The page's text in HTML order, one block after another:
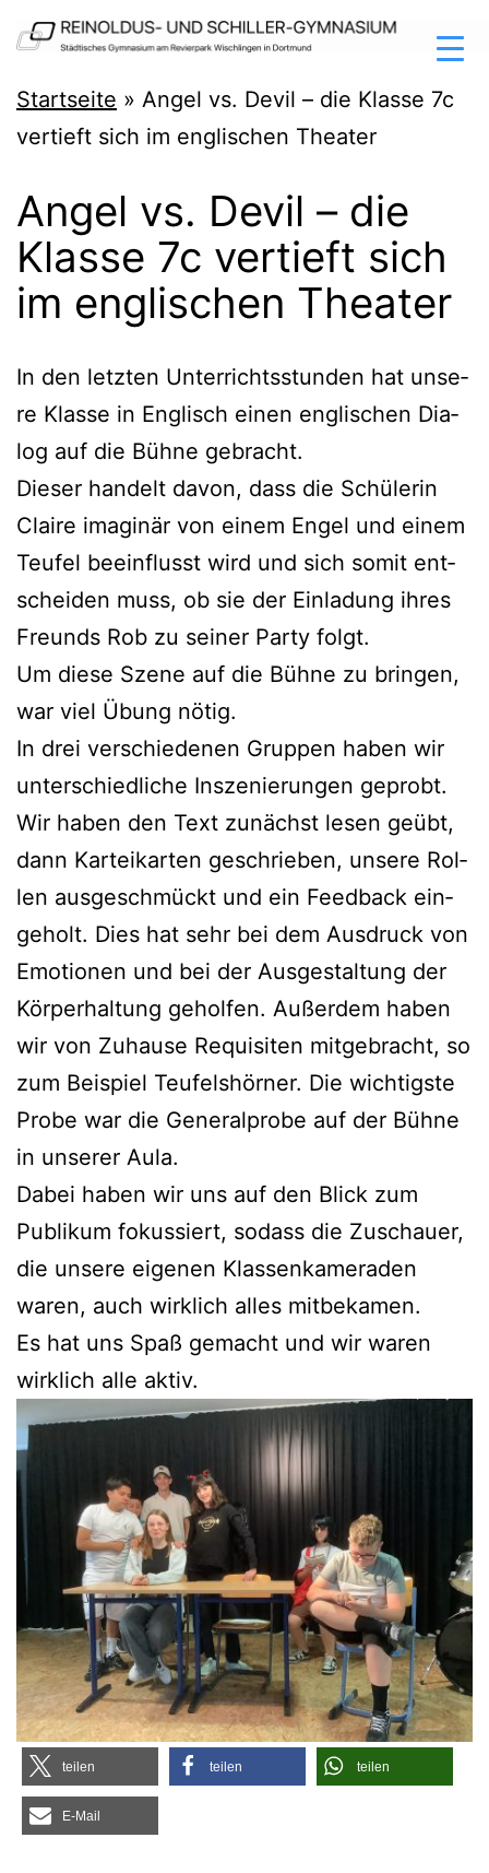
Zum
Inhalt
springen
Reinoldus-
und
Gymnasium
Dortmund
Startseite » Angel vs. Devil – die Klasse 7c
vertieft sich im englischen Theater
Angel vs. Devil – die
Klasse 7c vertieft sich
im englischen Theater
In den letz­ten Unter­richts­stun­den hat unse­
re Klas­se in Eng­lisch einen eng­li­schen Dia­
log auf die Büh­ne gebracht.
Die­ser han­delt davon, dass die Schü­le­rin
Clai­re ima­gi­när von einem Engel und einem
Teu­fel beein­flusst wird und sich somit ent­
schei­den muss, ob sie der Ein­la­dung ihres
Freunds Rob zu sei­ner Par­ty folgt.
Um die­se Sze­ne auf die Büh­ne zu brin­gen,
war viel Übung nötig.
In drei ver­schie­de­nen Grup­pen haben wir
unter­schied­li­che Insze­nie­run­gen geprobt.
Wir haben den Text zunächst lesen geübt,
dann Kar­tei­kar­ten geschrie­ben, unse­re Rol­
len aus­ge­schmückt und ein Feed­back ein­
ge­holt. Dies hat sehr bei dem Aus­druck von
Emo­tio­nen und bei der Aus­ge­stal­tung der
Kör­per­hal­tung gehol­fen. Außer­dem haben
wir von Zuhau­se Requi­si­ten mit­ge­bracht, so
zum Bei­spiel Teu­fels­hör­ner. Die wich­tigs­te
Pro­be war die Gene­ral­pro­be auf der Büh­ne
in unse­rer Aula.
Dabei haben wir uns auf den Blick zum
Publi­kum fokus­siert, sodass die Zuschau­er,
die unse­re eige­nen Klas­sen­ka­me­ra­den
waren, auch wirk­lich alles mitbekamen.
Es hat uns Spaß gemacht und wir waren
wirk­lich alle aktiv.
tei­len tei­len tei­len
E‑Mail